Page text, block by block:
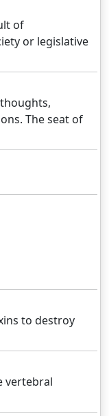
of
or legislative
The seat of
to destroy
vertebral